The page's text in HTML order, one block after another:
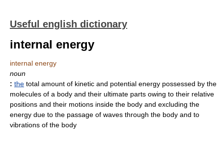
Useful english dictionary
internal energy
internal energy
noun
: the total amount of kinetic and potential energy possessed by the
molecules of a body and their ultimate parts owing to their relative
positions and their motions inside the body and excluding the
energy due to the passage of waves through the body and to
vibrations of the body